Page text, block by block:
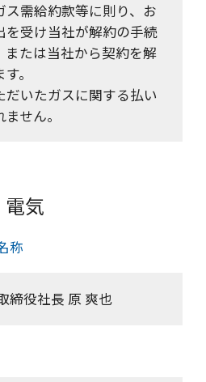
ス需給約款等に則り、お
を受け当社が解約の手続
または当社から契約を解
。
だいたガスに関する払い
せん。
電気
称
締役社長 原 爽也